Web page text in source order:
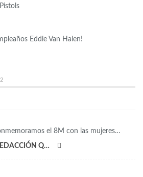
Eddie Van Halen!
el 8M con las mujeres…
REDACCIÓN QRP